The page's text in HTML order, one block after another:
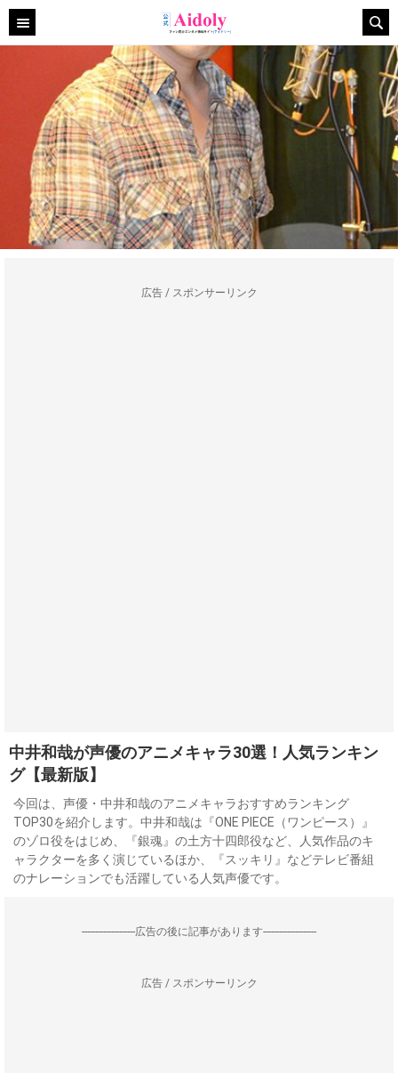
広告 / スポンサーリンク
中井和哉が声優のアニメキャラ30選！人気ランキン
グ【最新版】
今回は、声優・中井和哉のアニメキャラおすすめランキング
TOP30を紹介します。中井和哉は『ONE PIECE（ワンピース）』
のゾロ役をはじめ、『銀魂』の土方十四郎役など、人気作品のキ
ャラクターを多く演じているほか、『スッキリ』などテレビ番組
のナレーションでも活躍している人気声優です。
--------------------広告の後に記事があります--------------------
広告 / スポンサーリンク